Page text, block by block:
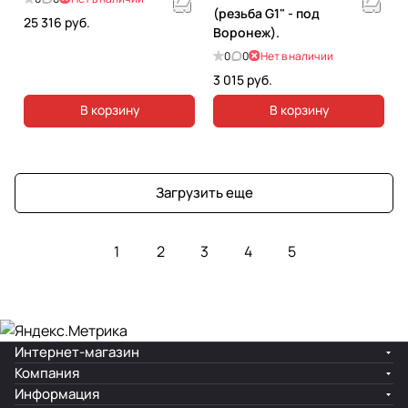
25 316 руб.
В корзину
(резьба G1" - под
Воронеж).
0 0 Нет в наличии
3 015 руб.
В корзину
Загрузить еще
1 2 3 4 5
Интернет-магазин
Компания
Информация